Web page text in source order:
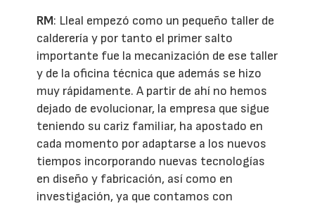
RM: Lleal empezó como un pequeño taller de
calderería y por tanto el primer salto
importante fue la mecanización de ese taller
y de la oficina técnica que además se hizo
muy rápidamente. A partir de ahí no hemos
dejado de evolucionar, la empresa que sigue
teniendo su cariz familiar, ha apostado en
cada momento por adaptarse a los nuevos
tiempos incorporando nuevas tecnologías
en diseño y fabricación, así como en
investigación, ya que contamos con